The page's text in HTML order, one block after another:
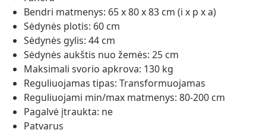
Bendri matmenys: 65 x 80 x 83 cm (i x p x a)
Sėdynės plotis: 60 cm
Sėdynės gylis: 44 cm
Sėdynės aukštis nuo žemės: 25 cm
Maksimali svorio apkrova: 130 kg
Reguliuojamas tipas: Transformuojamas
Reguliuojami min/max matmenys: 80-200 cm
Pagalvė įtraukta: ne
Patvarus